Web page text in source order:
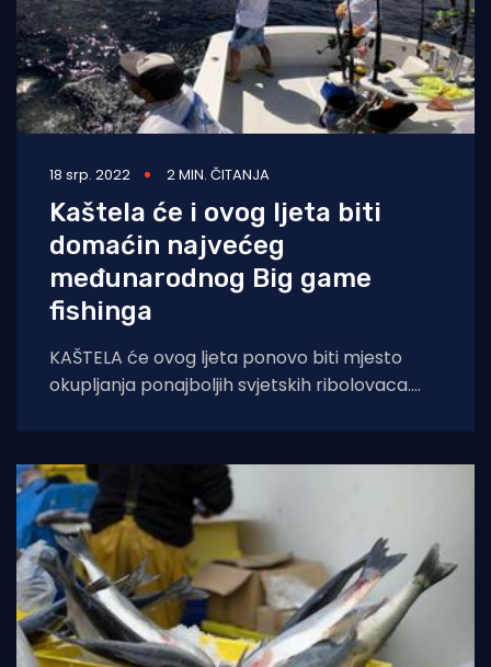
18 srp. 2022 2 MIN. ČITANJA
Kaštela će i ovog ljeta biti
domaćin najvećeg
međunarodnog Big game
fishinga
KAŠTELA će ovog ljeta ponovo biti mjesto
okupljanja ponajboljih svjetskih ribolovaca.